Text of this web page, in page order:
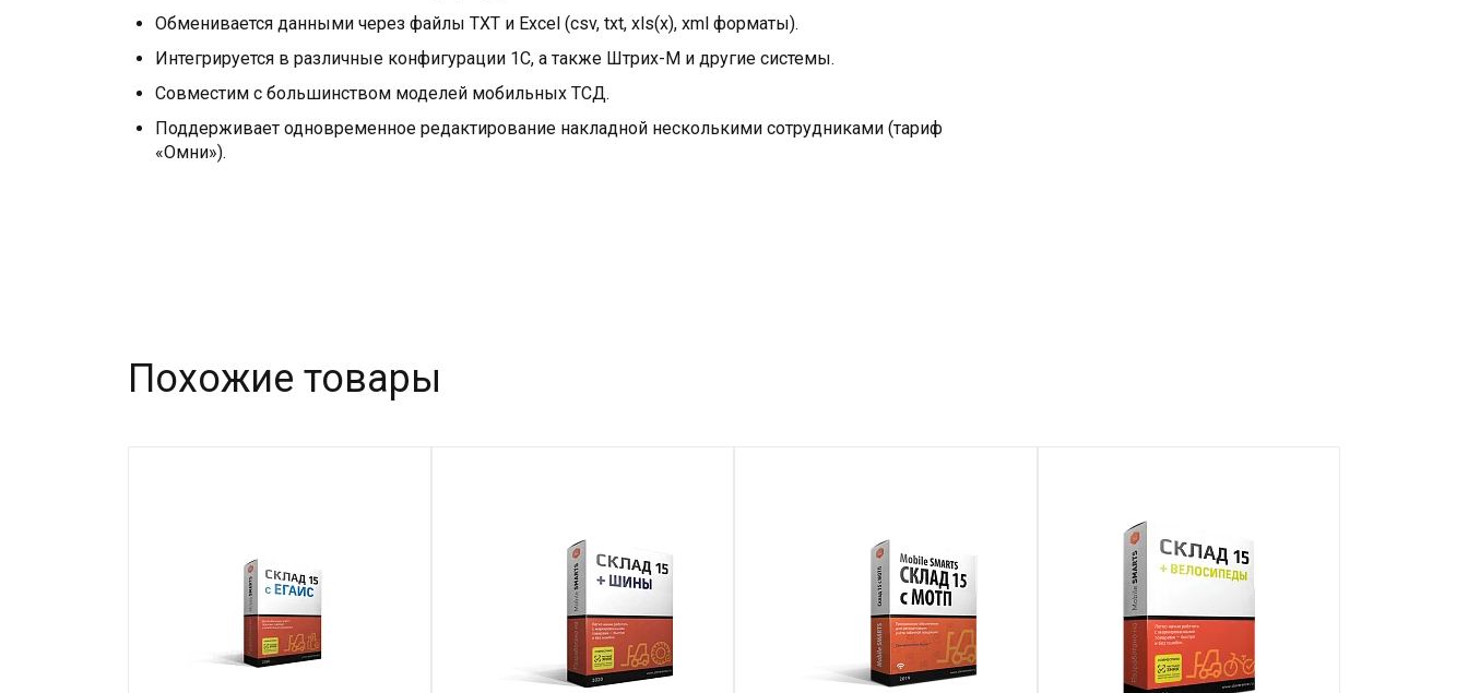
Обменивается данными через файлы TXT и Excel (csv, txt, xls(x), xml форматы).
Интегрируется в различные конфигурации 1С, а также Штрих-М и другие системы.
Совместим с большинством моделей мобильных ТСД.
Поддерживает одновременное редактирование накладной несколькими сотрудниками (тариф
«Омни»).
Похожие товары